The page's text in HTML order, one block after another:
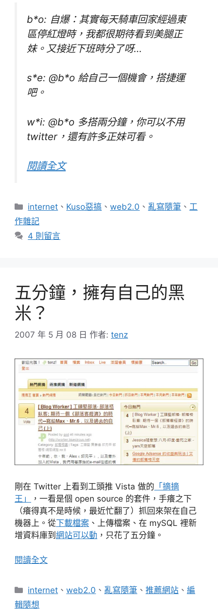
b*o: 自爆：其實每天騎車回家經過東
區停紅燈時，我都很期待看到美腿正
妹。又接近下班時分了呀…
s*e: @b*o 給自己一個機會，搭捷運
吧。
w*i: @b*o 多搭兩分鐘，你可以不用
twitter，還有許多正妹可看。
閱讀全文
分
類
internet 、 Kuso惡搞 、web2.0 、 亂寫隨筆 、工
作雜記
4 則留言
五分鐘，擁有自己的黑
米？
2007 年 5 月 08 日 作者: tenz
剛在 Twitter 上看到工頭推 Vista 做的 「摘摘
王」
，一看是個 open source 的套件，手癢之下
（癢得真不是時候，最近忙翻了）抓回來架在自己
機器上。從下載檔案 、上傳檔案、在 mySQL 裡新
增資料庫到 網站可以動 ，只花了五分鐘。
閱讀全文
分
類
internet 、web2.0 、 亂寫隨筆 、推薦網站 、編
輯隨想